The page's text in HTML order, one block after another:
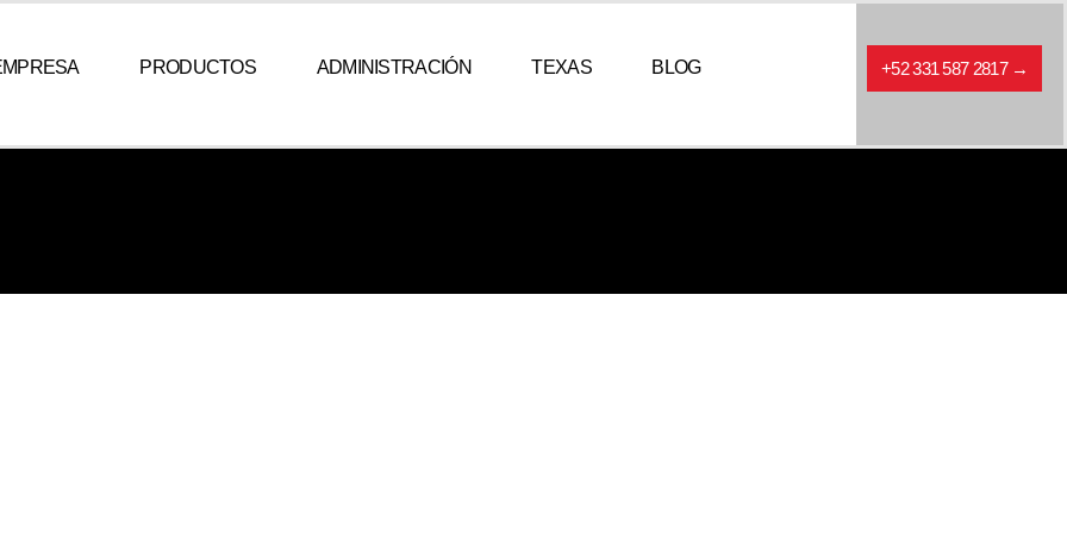
PRODUCTOS ADMINISTRACIÓN TEXAS BLOG +52 331 587 2817 →